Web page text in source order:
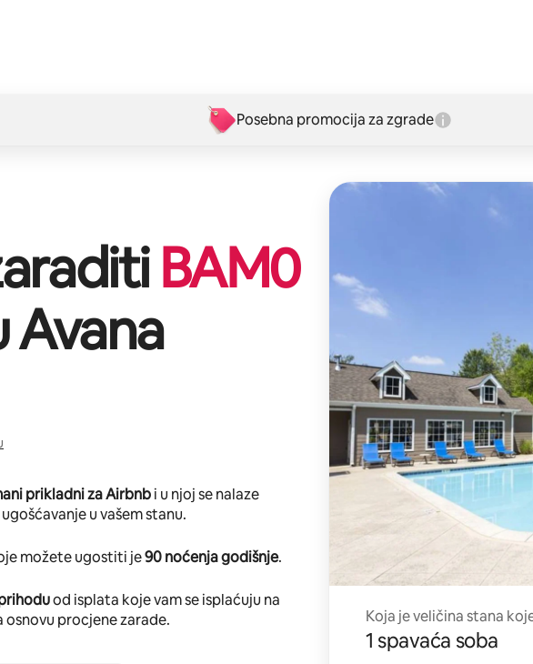
Posebna promocija za zgrade
BAM0
Avana
prikladni za Airbnbi u njoj se nalaze
u vašem stanu.
možete ugostiti je90 noćenja godišnje.
od isplata koje vam se isplaćuju na
osnovu procjene zarade.
Koja je veličina stana
1 spavaća soba